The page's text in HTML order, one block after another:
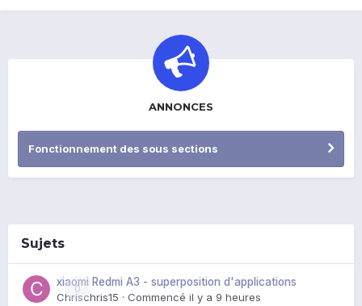
ANNONCES
Fonctionnement des sous sections
Sujets
0
xiaomi Redmi A3 - superposition d'applications
Chrischris15 · Commencé il y a 9 heures